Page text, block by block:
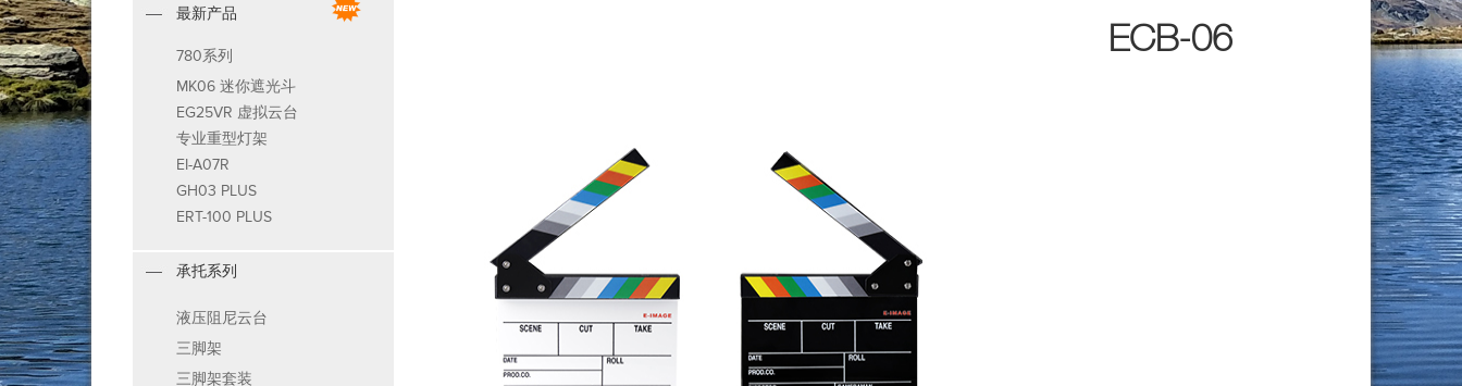
最新产品
780系列
MK06 迷你遮光斗
EG25VR 虚拟云台
专业重型灯架
EI-A07R
GH03 PLUS
ERT-100 PLUS
承托系列
液压阻尼云台
三脚架
三脚架套装
ECB-06